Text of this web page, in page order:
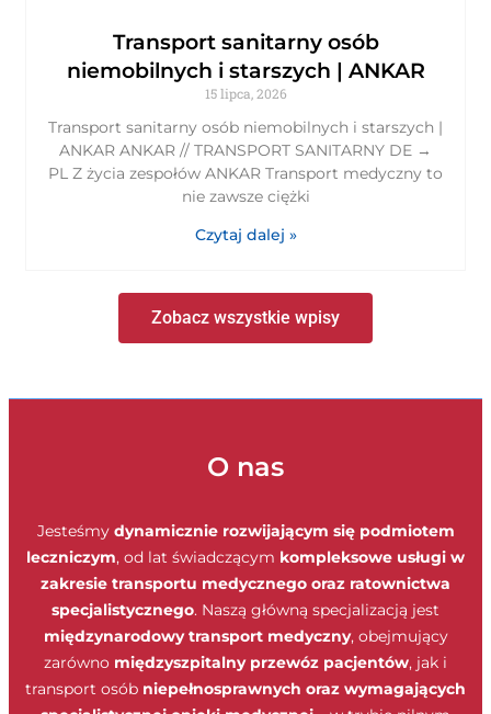
Transport sanitarny osób
niemobilnych i starszych | ANKAR
15 lipca, 2026
Transport sanitarny osób niemobilnych i starszych |
ANKAR ANKAR // TRANSPORT SANITARNY DE →
PL Z życia zespołów ANKAR Transport medyczny to
nie zawsze ciężki
Czytaj dalej »
Zobacz wszystkie wpisy
O nas
Jesteśmy dynamicznie rozwijającym się podmiotem
leczniczym, od lat świadczącym kompleksowe usługi w
zakresie transportu medycznego oraz ratownictwa
specjalistycznego. Naszą główną specjalizacją jest
międzynarodowy transport medyczny, obejmujący
zarówno międzyszpitalny przewóz pacjentów, jak i
transport osób niepełnosprawnych oraz wymagających